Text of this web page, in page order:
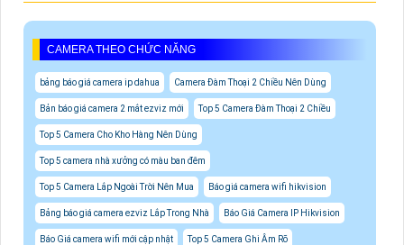
CAMERA THEO CHỨC NĂNG
bảng báo giá camera ip dahua Camera Đàm Thoại 2 Chiều Nên Dùng
Bản báo giá camera 2 mắt ezviz mới Top 5 Camera Đàm Thoại 2 Chiều
Top 5 Camera Cho Kho Hàng Nên Dùng
Top 5 camera nhà xưởng có màu ban đêm
Top 5 Camera Lắp Ngoài Trời Nên Mua Báo giá camera wifi hikvision
Bảng báo giá camera ezviz Lắp Trong Nhà Báo Giá Camera IP Hikvision
Báo Giá camera wifi mới cập nhật Top 5 Camera Ghi Âm Rõ